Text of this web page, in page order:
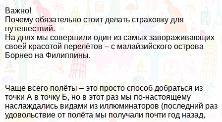
Важно!
Почему обязательно стоит делать страховку для
путешествий.
На днях мы совершили один из самых завораживающих
своей красотой перелётов – с малайзийского острова
Борнео на Филиппины.
Чаще всего полёты – это просто способ добраться из
точки А в точку Б, но в этот раз мы по-настоящему
наслаждались видами из иллюминаторов (последний раз
удовольствие от полёта мы получали почти год назад,